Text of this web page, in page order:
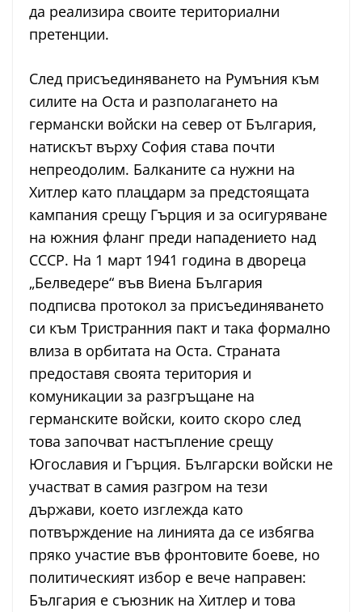
да реализира своите териториални
претенции.
След присъединяването на Румъния към
силите на Оста и разполагането на
германски войски на север от България,
натискът върху София става почти
непреодолим. Балканите са нужни на
Хитлер като плацдарм за предстоящата
кампания срещу Гърция и за осигуряване
на южния фланг преди нападението над
СССР. На 1 март 1941 година в двореца
„Белведере“ във Виена България
подписва протокол за присъединяването
си към Тристранния пакт и така формално
влиза в орбитата на Оста. Страната
предоставя своята територия и
комуникации за разгръщане на
германските войски, които скоро след
това започват настъпление срещу
Югославия и Гърция. Български войски не
участват в самия разгром на тези
държави, което изглежда като
потвърждение на линията да се избягва
пряко участие във фронтовите боеве, но
политическият избор е вече направен:
България е съюзник на Хитлер и това